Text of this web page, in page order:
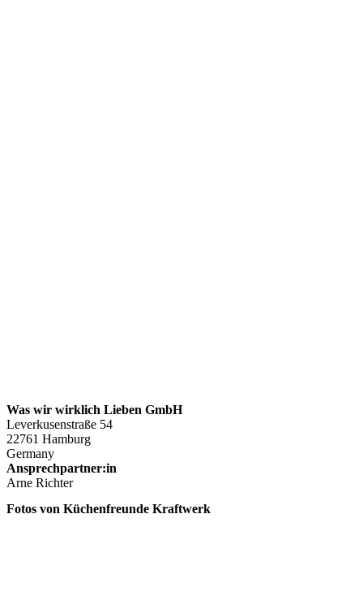
Was wir wirklich Lieben GmbH
Leverkusenstraße 54
22761 Hamburg
Germany
Ansprechpartner:in
Arne Richter
Fotos von Küchenfreunde Kraftwerk